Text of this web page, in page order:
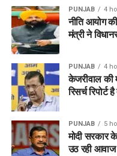
PUNJAB 4
नीति आयोग
मंत्री ने
PUNJAB 4
केजरीवाल की
रिसर्च
PUNJAB 5
मोदी सरकार
उठ रही आवाज